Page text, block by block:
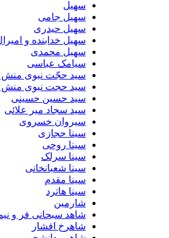
سهیل جامی
سهیل حیدری
سهیل خدابنده و امیرال و طرفه
سهیل محمدی
سیامک عباسی
سید حجّت نبوی منش «کاوه»
سید حجت نبوی منش ( کاوه )
سید حسین حسینى
سید سجاد میر علائی
سیروان خسروی
سینا حجازی
سینا روحی
سینا سرلک
سینا شعبانخانی
سینا مقدم
سینا هاترد
شارمین
شاهد سبحانی فر و نیما تاری
شاهرخ افشار